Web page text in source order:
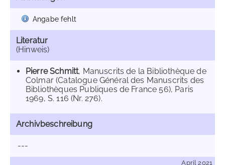
Angabe fehlt
Literatur
(Hinweis)
Pierre Schmitt, Manuscrits de la Bibliothèque de
Colmar (Catalogue Général des Manuscrits des
Bibliothèques Publiques de France 56), Paris
1969, S. 116 (Nr. 276).
Archivbeschreibung
---
April 2021